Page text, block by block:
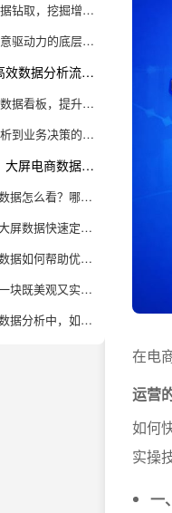
1. 多维数据钻取，挖掘增长“黑马”
2. 追踪生意驱动力的底层逻辑
四、构建高效数据分析流程，落地业务决策与团队协作
1. 标准化数据看板，提升团队协作效率
2. 数据分析到业务决策的闭环落地
五、总结：大屏电商数据解读的核心价值与工具推荐
大屏电商数据怎么看？哪些核心指标值得重点关注？
如何通过大屏数据快速定位电商运营中的异常波动？
电商大屏数据如何帮助优化商品结构和营销策略？
如何设计一块既美观又实用的电商数据大屏？
大屏电商数据分析中，如何避免“数据陷阱”？
在电
运营
如何
实操
一